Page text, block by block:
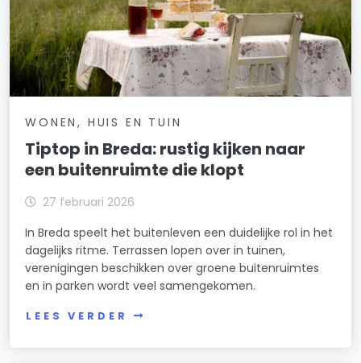
WONEN, HUIS EN TUIN
Tiptop in Breda: rustig kijken naar
een buitenruimte die klopt
27 februari 2026
In Breda speelt het buitenleven een duidelijke rol in het
dagelijks ritme. Terrassen lopen over in tuinen,
verenigingen beschikken over groene buitenruimtes
en in parken wordt veel samengekomen.
LEES VERDER